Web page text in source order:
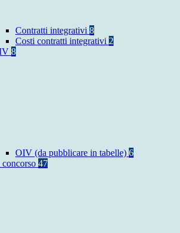
Contratti integrativi 8
Costi contratti integrativi 2
8
OIV (da pubblicare in tabelle) 6
47